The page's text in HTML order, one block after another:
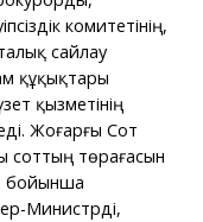
комитетінің,
сайлау
құқықтары
қызметінің
Жоғарғы Сот
соттың төрағасын
бойынша
Министрді,